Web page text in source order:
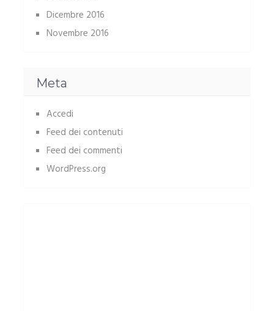
Dicembre 2016
Novembre 2016
Meta
Accedi
Feed dei contenuti
Feed dei commenti
WordPress.org